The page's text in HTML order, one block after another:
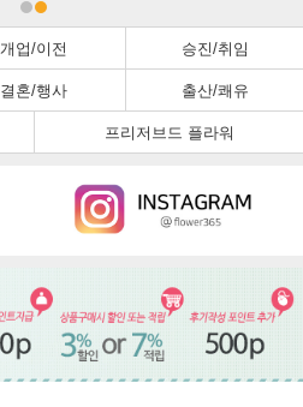
개업/이전 승진/취임
결혼/행사 출산/쾌유
프리저브드 플라워